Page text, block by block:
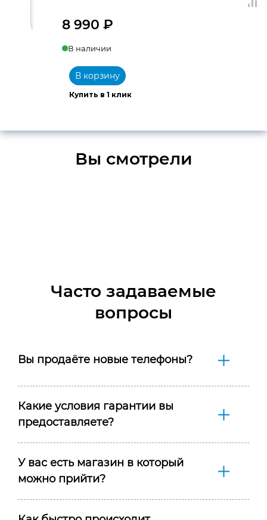
8 990 ₽
В наличии
Купить в 1 клик
В корзину
Вы смотрели
Часто задаваемые
вопросы
Вы продаёте новые телефоны?
Какие условия гарантии вы
предоставляете?
У вас есть магазин в который
можно прийти?